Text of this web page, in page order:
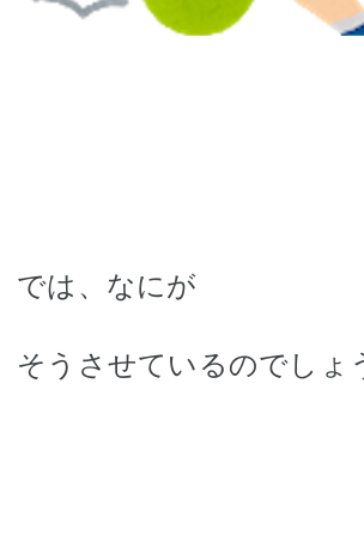
では、 なにが
そうさせているのでしょ